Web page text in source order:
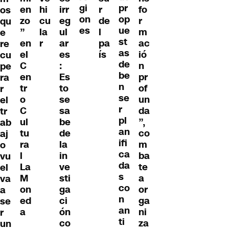
os
qu
e
re
cu
pe
ra
r
el
tr
ab
aj
o
vu
el
va
a
se
r
un
en
zo
”
en
el
C
en
tr
o
C
ul
tu
ra
l
La
M
on
ed
a
hi
cu
la
r
irr
eg
ul
ar
es
:
Es
to
se
sa
be
de
la
in
ve
sti
ga
ci
ón
co
gi
on
es
r
de
l
pa
ís
pr
op
ue
st
as
de
be
n
se
r
pl
an
ifi
ca
da
s
co
n
an
ti
fo
r
m
ac
ió
n
pr
of
un
da
”,
co
m
ba
te
a
or
ga
ni
za